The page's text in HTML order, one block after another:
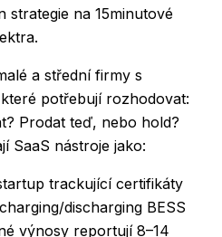
strategie na 15minutové
a střední firmy s
potřebují rozhodovat:
Prodat teď, nebo hold?
SaaS nástroje jako:
trackující certifikáty
discharging BESS
výnosy reportují 8–14